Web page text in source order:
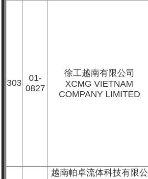
303
01-
0827
徐工越南有限公司
XCMG VIETNAM
COMPANY LIMITED
越南帕卓流体科技有限公